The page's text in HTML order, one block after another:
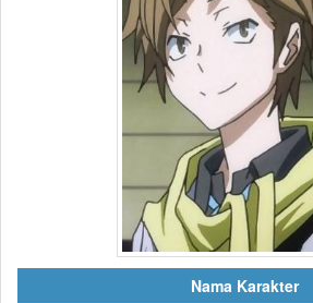
Nama Karakter